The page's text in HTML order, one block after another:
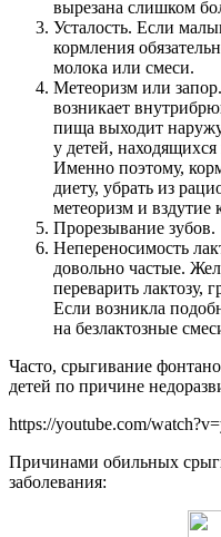
вырезана слишком
Усталость. Если
кормления
молока или смеси.
Метеоризм или
возникает
пища выходит
у детей,
Именно поэтому,
диету, убрать из
метеоризм и вздутие
Прорезывание зубов.
Непереносимость
довольно частые.
переварить лактозу,
Если возникла
на безлактозные
Часто, срыгивание
детей по причине
https://youtube.com/
Причинами обильных
заболевания: